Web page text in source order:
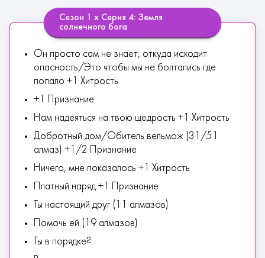
Сезон 1 х Серия 4: Земля
солнечного бога
Он просто сам не знает, откуда исходит
опасность/Это чтобы мы не болтались где
попало +1 Хитрость
+1 Признание
Нам надеяться на твою щедрость +1 Хитрость
Добротный дом/Обитель вельмож (31/51
алмаз) +1/2 Признание
Ничего, мне показалось +1 Хитрость
Платный наряд +1 Признание
Ты настоящий друг (11 алмазов)
Помочь ей (19 алмазов)
Ты в порядке?